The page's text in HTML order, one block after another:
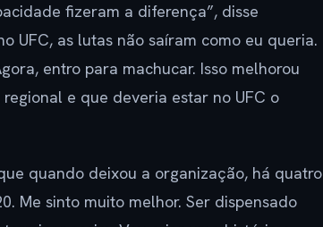
fizeram a diferença”, disse
UFC, as lutas não saíram como eu queria.
entro para machucar. Isso melhorou
e que deveria estar no UFC o
quando deixou a organização, há quatro
Me sinto muito melhor. Ser dispensado